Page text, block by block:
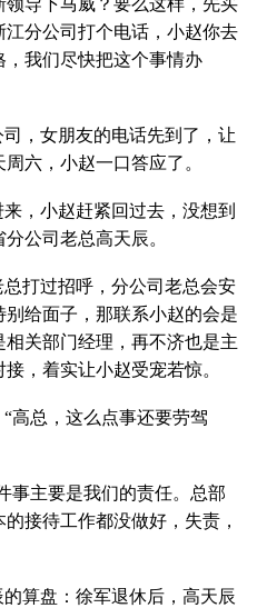
分公司打个电话，小赵你去
我们尽快把这个事情办
，女朋友的电话先到了，让
六，小赵一口答应了。
，小赵赶紧回过去，没想到
公司老总高天辰。
打过招呼，分公司老总会安
给面子，那联系小赵的会是
关部门经理，再不济也是主
，着实让小赵受宠若惊。
高总，这么点事还要劳驾
事主要是我们的责任。总部
接待工作都没做好，失责，
算盘：徐军退休后，高天辰